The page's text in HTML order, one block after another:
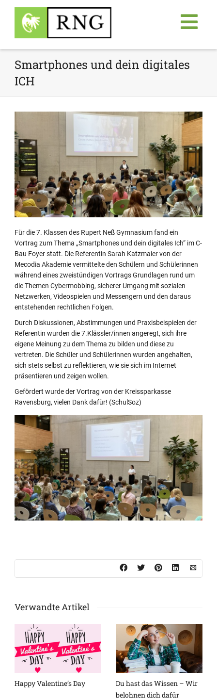
Smartphones und dein digitales
ICH
Für die 7. Klassen des Rupert Neß Gymnasium fand ein
Vortrag zum Thema „Smartphones und dein digitales Ich“ im C-
Bau Foyer statt. Die Referentin Sarah Katzmaier von der
Mecodia Akademie vermittelte den Schülern und Schülerinnen
während eines zweistündigen Vortrags Grundlagen rund um
die Themen Cybermobbing, sicherer Umgang mit sozialen
Netzwerken, Videospielen und Messengern und den daraus
entstehenden rechtlichen Folgen.
Durch Diskussionen, Abstimmungen und Praxisbeispielen der
Referentin wurden die 7.Klässler/innen angeregt, sich ihre
eigene Meinung zu dem Thema zu bilden und diese zu
vertreten. Die Schüler und Schülerinnen wurden angehalten,
sich stets selbst zu reflektieren, wie sie sich im Internet
präsentieren und zeigen wollen.
Gefördert wurde der Vortrag von der Kreissparkasse
Ravensburg, vielen Dank dafür! (SchulSoz)
Verwandte Artikel
Happy Valentine’s Day
Du hast das Wissen – Wir
belohnen dich dafür